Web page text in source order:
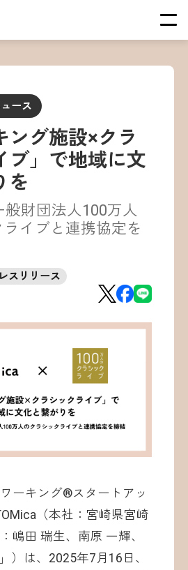
社概要
ービス
施設一覧
ュース
イベント
用情報
い合わせ
Inc., All Rights Reserved.
ース
ング施設×クラ
ブ」で地域に文
を
般財団法人100万人
イブと連携協定を
スリリース
ーキング®︎スタートアッ
（本社：宮崎県宮崎
嶋田 瑞生、南原 一輝、
）は、2025年7月16日、